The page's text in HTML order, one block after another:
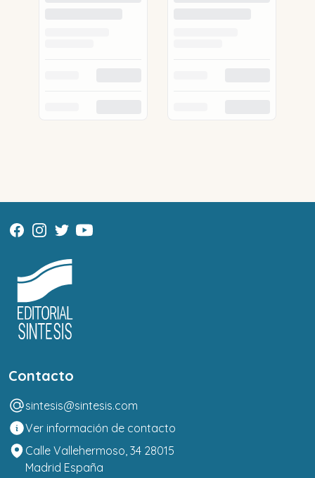
Contacto
sintesis@sintesis.com
Ver información de contacto
Calle Vallehermoso, 34 28015
Madrid España